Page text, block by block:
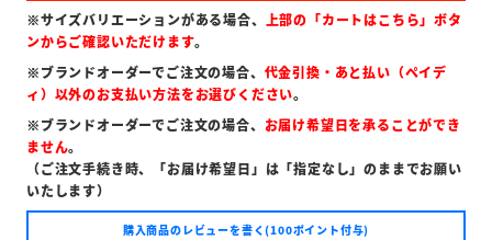
※サイズバリエーションがある場合、 上部の「カートはこちら」ボタ
ンからご確認いただけます。
※ブランドオーダーでご注文の場合、 代金引換・あと払い（ペイデ
ィ）以外のお支払い方法をお選びください。
※ブランドオーダーでご注文の場合、 お届け希望日を承ることができ
ません。
（ご注文手続き時、「お届け希望日」は「指定なし」のままでお願い
いたします）
購入商品のレビューを書く(100ポイント付与)